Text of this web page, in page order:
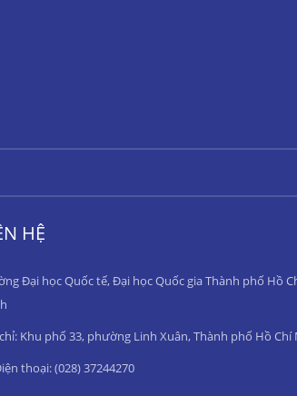
HỆ
Đại học Quốc tế, Đại học Quốc gia Thành phố Hồ
Khu phố 33, phường Linh Xuân, Thành phố Hồ Chí
thoại: (028) 37244270